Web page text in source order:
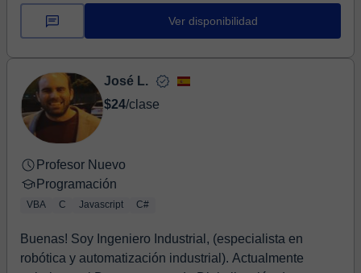
Ver disponibilidad
José L.
$24/clase
Profesor Nuevo
Programación
VBA C Javascript C#
Buenas! Soy Ingeniero Industrial, (especialista en
robótica y automatización industrial). Actualmente